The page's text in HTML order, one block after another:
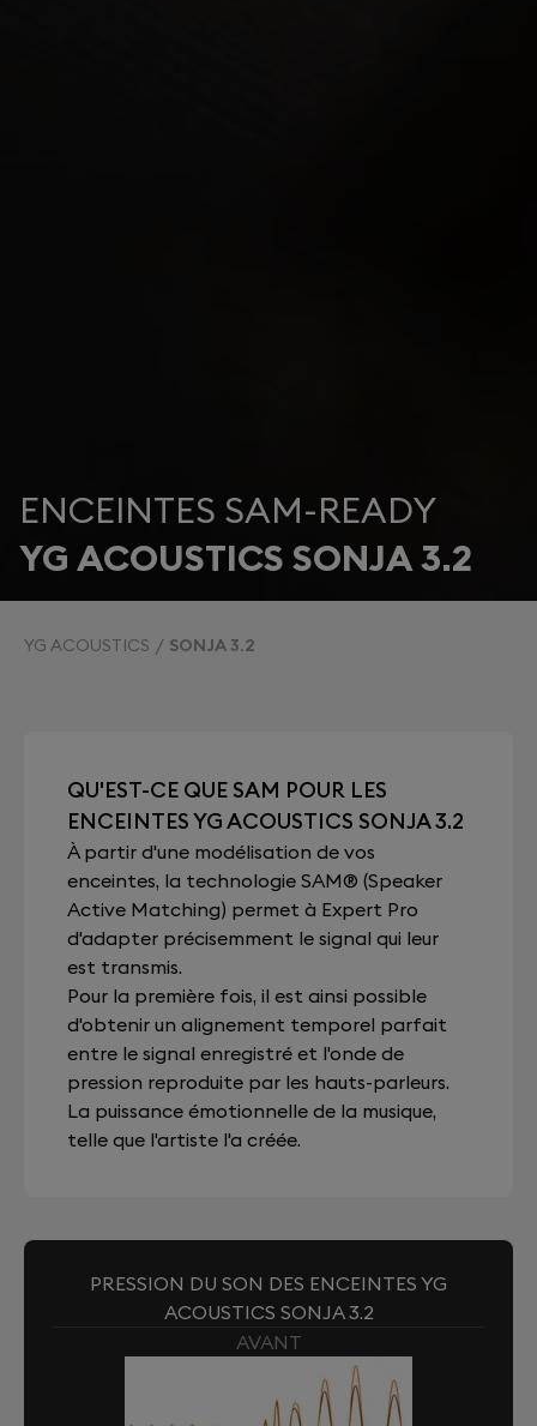
ENCEINTES SAM-READY
YG ACOUSTICS SONJA 3.2
YG ACOUSTICS SONJA 3.2
QU'EST-CE QUE SAM POUR LES
ENCEINTES YG ACOUSTICS SONJA 3.2
À partir d'une modélisation de vos
enceintes, la technologie SAM® (Speaker
Active Matching) permet à Expert Pro
d'adapter précisemment le signal qui leur
est transmis.
Pour la première fois, il est ainsi possible
d'obtenir un alignement temporel parfait
entre le signal enregistré et l'onde de
pression reproduite par les hauts-parleurs.
La puissance émotionnelle de la musique,
telle que l'artiste l'a créée.
PRESSION DU SON DES ENCEINTES YG
ACOUSTICS SONJA 3.2
AVANT